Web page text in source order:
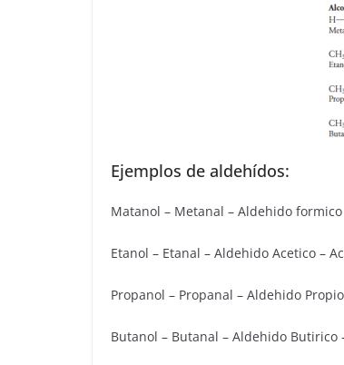
Ejemplos de aldehídos:
Matanol – Metanal – Aldehido
Etanol – Etanal – Aldehido Acetico
Propanol – Propanal – Aldehido
Butanol – Butanal – Aldehido Butirico